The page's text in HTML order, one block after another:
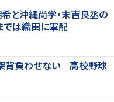
希と沖縄尚学・末吉良丞の
は織田に軍配
背負わせない 高校野球